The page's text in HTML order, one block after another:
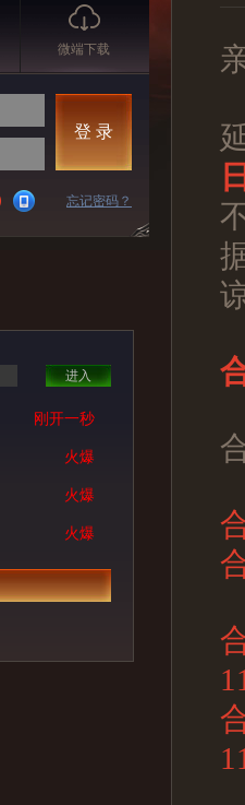
微端下载
登 录
忘记密码？
进入
刚开一秒
火爆
火爆
火爆